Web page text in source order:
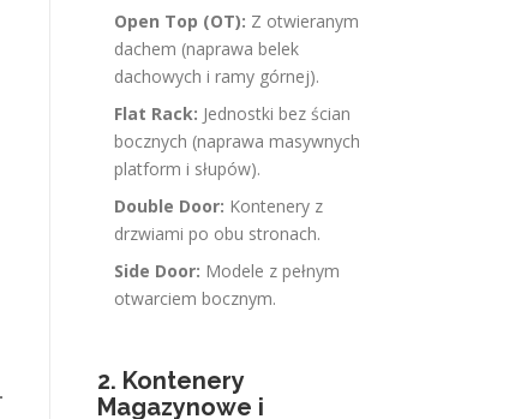
Open Top (OT): Z otwieranym
dachem (naprawa belek
dachowych i ramy górnej).
Flat Rack: Jednostki bez ścian
bocznych (naprawa masywnych
platform i słupów).
Double Door: Kontenery z
drzwiami po obu stronach.
Side Door: Modele z pełnym
otwarciem bocznym.
2. Kontenery
Magazynowe i